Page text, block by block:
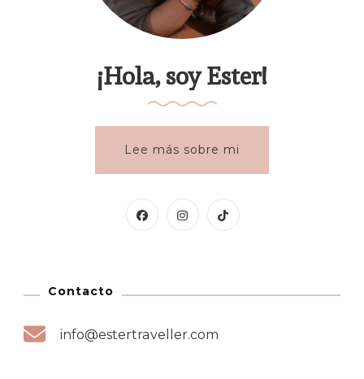
¡Hola, soy Ester!
Lee más sobre mi
Contacto
info@estertraveller.com